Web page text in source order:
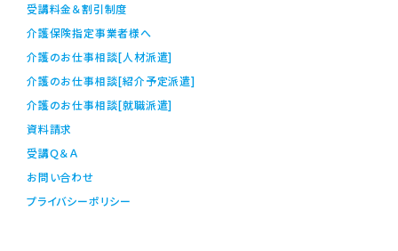
受講料金＆割引制度
介護保険指定事業者様へ
介護のお仕事相談[人材派遣]
介護のお仕事相談[紹介予定派遣]
介護のお仕事相談[就職派遣]
資料請求
受講Ｑ＆Ａ
お問い合わせ
プライバシーポリシー